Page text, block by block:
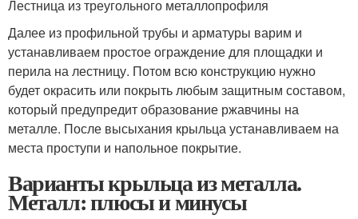
Лестница из треугольного металлопрофиля
Далее из профильной трубы и арматуры варим и
устанавливаем простое ограждение для площадки и
перила на лестницу. Потом всю конструкцию нужно
будет окрасить или покрыть любым защитным составом,
который предупредит образование ржавчины на
металле. После высыхания крыльца устанавливаем на
места проступи и напольное покрытие.
Варианты крыльца из металла.
Металл: плюсы и минусы